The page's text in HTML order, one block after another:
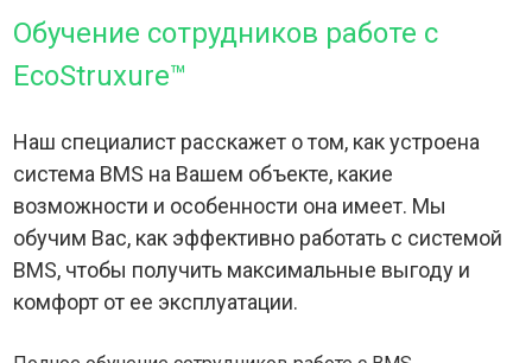
Обучение сотрудников работе с
EcoStruxure™
Наш специалист расскажет о том, как устроена
система BMS на Вашем объекте, какие
возможности и особенности она имеет. Мы
обучим Вас, как эффективно работать с системой
BMS, чтобы получить максимальные выгоду и
комфорт от ее эксплуатации.